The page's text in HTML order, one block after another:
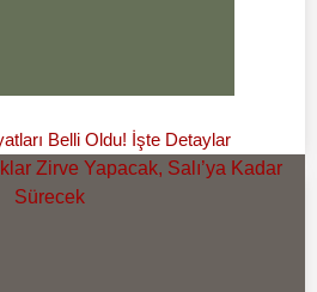
Belli Oldu! İşte Detaylar